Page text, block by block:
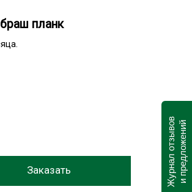
планк
Журнал отзывови предложений